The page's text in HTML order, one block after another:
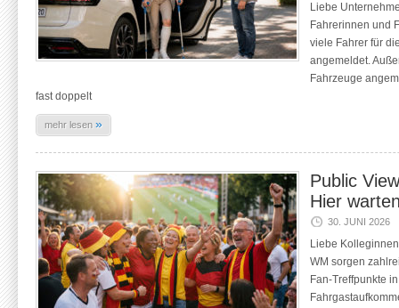
Liebe
Fahrerinnen und
viele Fahrer für
angemeldet.
Fahrzeuge
fast doppelt
mehr lesen »
Public
Hier
30. JUNI 2026
Liebe
WM sorgen
Fan-Treffpunkte